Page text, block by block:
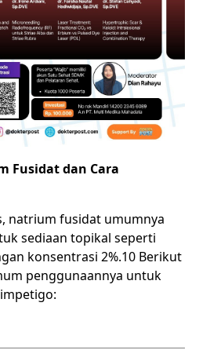
Fusidat dan Cara
natrium fusidat umumnya
sediaan topikal seperti
konsentrasi 2%.10 Berikut
penggunaannya untuk